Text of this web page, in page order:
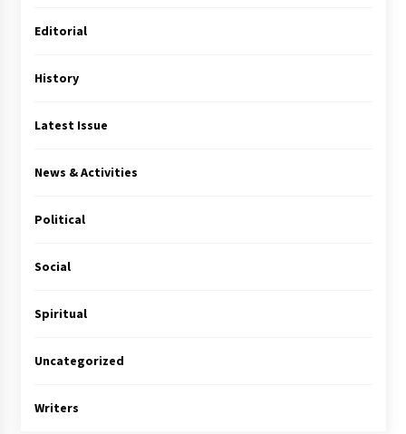
Editorial
History
Latest Issue
News & Activities
Political
Social
Spiritual
Uncategorized
Writers